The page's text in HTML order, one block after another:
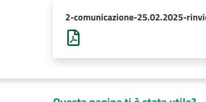
2-comunicazione-25.02.2025-